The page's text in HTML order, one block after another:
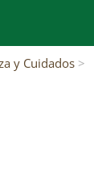
y Cuidados >